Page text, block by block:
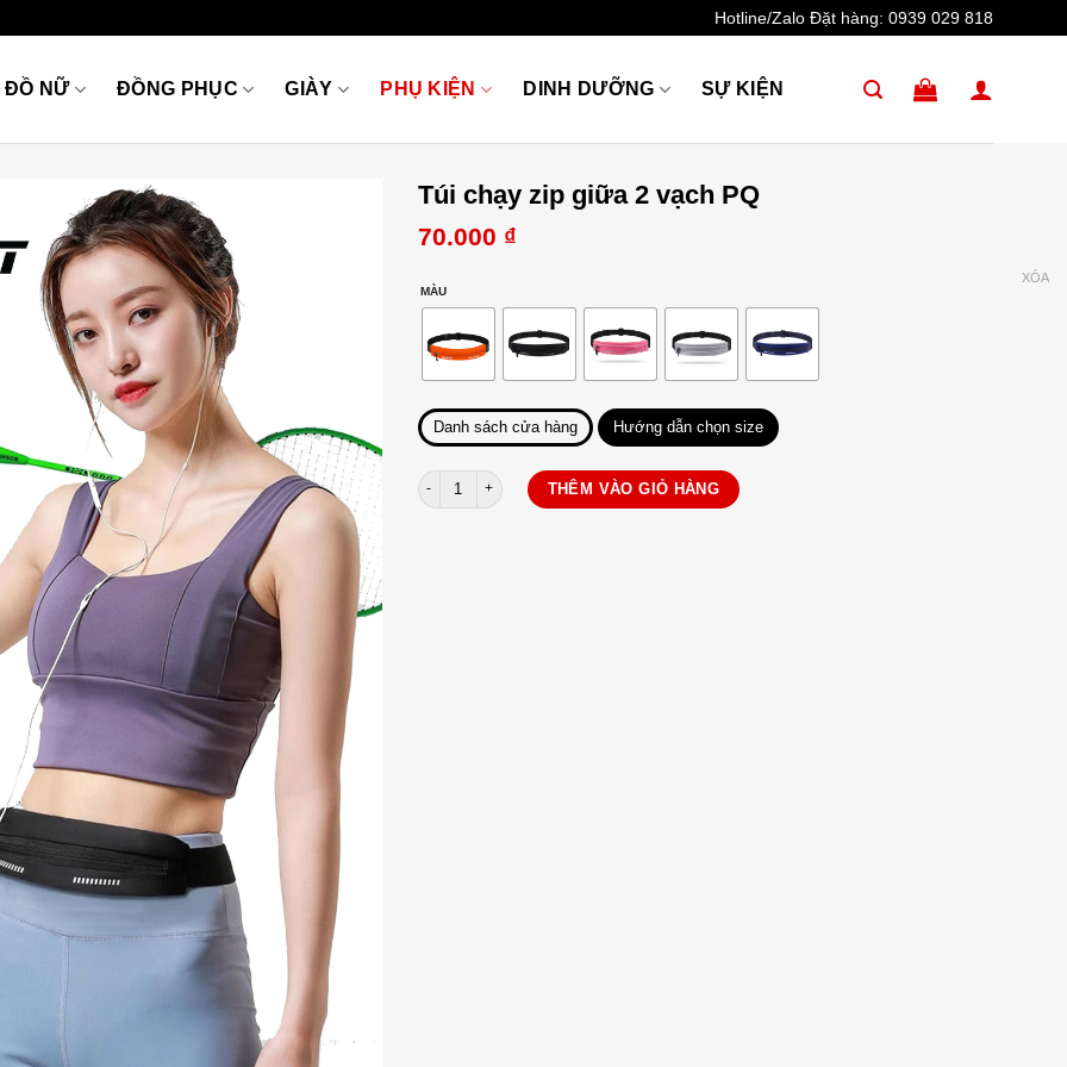
Hotline/Zalo Đặt hàng: 0939 029 818
ĐỒ NỮ ĐỒNG PHỤC GIÀY PHỤ KIỆN DINH DƯỠNG SỰ KIỆN
Túi chạy zip giữa 2 vạch PQ
70.000 ₫
MÀU
XÓA
Danh sách cửa hàng Hướng dẫn chọn size
Túi chạy zip giữa 2 vạch PQ số lượng
THÊM VÀO GIỎ HÀNG